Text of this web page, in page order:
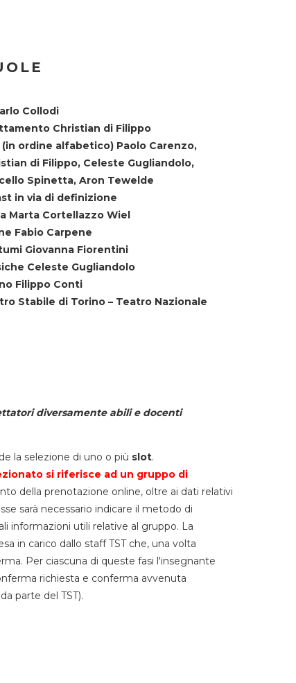
Collodi
Christian di Filippo
(in ordine alfabetico) Paolo Carenzo,
di Filippo, Celeste Gugliandolo,
Spinetta, Aron Tewelde
in via di definizione
Marta Cortellazzo Wiel
Fabio Carpene
Giovanna Fiorentini
Celeste Gugliandolo
Filippo Conti
Stabile di Torino – Teatro Nazionale
diversamente abili e docenti
la selezione di uno o più slot.
si riferisce ad un gruppo di
della prenotazione online, oltre ai dati relativi
sarà necessario indicare il metodo di
informazioni utili relative al gruppo. La
in carico dallo staff TST che, una volta
Per ciascuna di queste fasi l'insegnante
richiesta e conferma avvenuta
parte del TST).